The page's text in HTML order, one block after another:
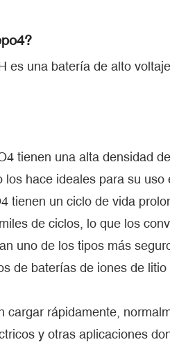
es una batería de alto
tienen una alta densidad
hace ideales para su
tienen un ciclo de vida
de ciclos, lo que los
uno de los tipos más
de baterías de iones de
rápidamente,
y otras aplicaciones